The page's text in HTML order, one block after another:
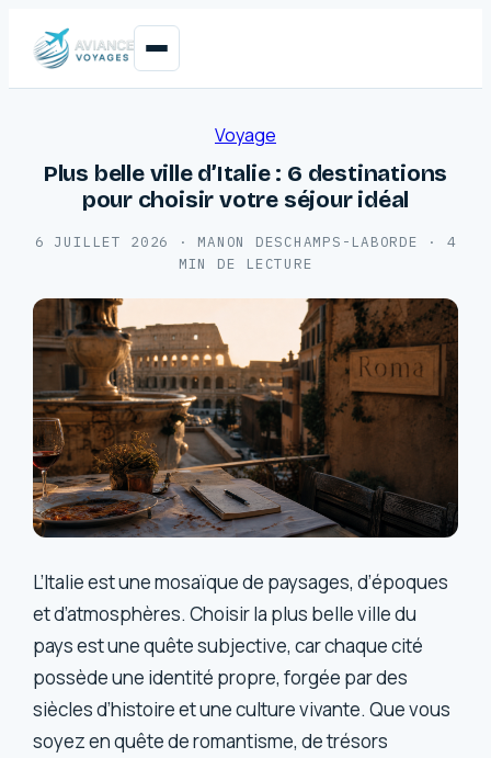
Voyage
Plus belle ville d’Italie : 6 destinations
pour choisir votre séjour idéal
6 JUILLET 2026 · MANON DESCHAMPS-LABORDE ·
4
MIN DE LECTURE
L’Italie est une mosaïque de paysages, d’époques
et d’atmosphères. Choisir la plus belle ville du
pays est une quête subjective, car chaque cité
possède une identité propre, forgée par des
siècles d’histoire et une culture vivante. Que vous
soyez en quête de romantisme, de trésors